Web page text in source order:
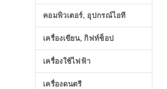
คอมพิวเตอร์, อุปกรณ์ไอที
เครื่องเขียน, กิฟท์ช็อป
เครื่องใช้ไฟฟ้า
เครื่องดนตรี